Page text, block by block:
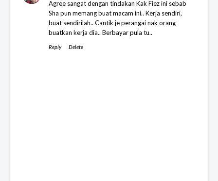
Agree sangat dengan tindakan Kak Fiez ini sebab
Sha pun memang buat macam ini.. Kerja sendiri,
buat sendirilah.. Cantik je perangai nak orang
buatkan kerja dia.. Berbayar pula tu..
Reply Delete